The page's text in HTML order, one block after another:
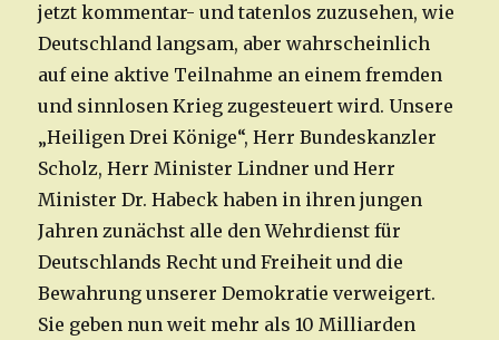
jetzt kommentar- und tatenlos zuzusehen, wie
Deutschland langsam, aber wahrscheinlich
auf eine aktive Teilnahme an einem fremden
und sinnlosen Krieg zugesteuert wird. Unsere
„Heiligen Drei Könige“, Herr Bundeskanzler
Scholz, Herr Minister Lindner und Herr
Minister Dr. Habeck haben in ihren jungen
Jahren zunächst alle den Wehrdienst für
Deutschlands Recht und Freiheit und die
Bewahrung unserer Demokratie verweigert.
Sie geben nun weit mehr als 10 Milliarden